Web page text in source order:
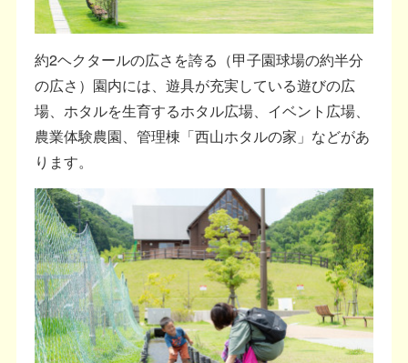
約2ヘクタールの広さを誇る（甲子園球場の約半分
の広さ）園内には、遊具が充実している遊びの広
場、ホタルを生育するホタル広場、イベント広場、
農業体験農園、管理棟「西山ホタルの家」などがあ
ります。